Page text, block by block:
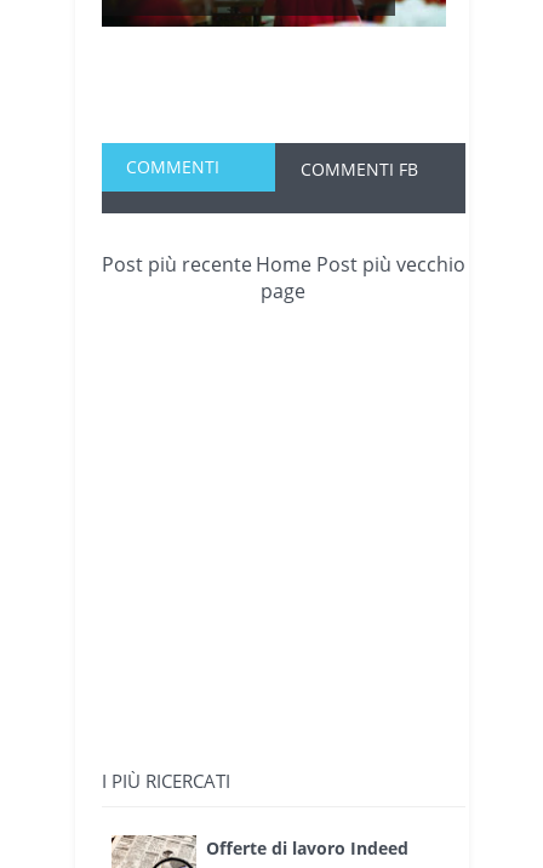
COMMENTI COMMENTI FB
Post più recente Post più vecchio
Home
page
I PIÙ RICERCATI
Offerte di lavoro Indeed